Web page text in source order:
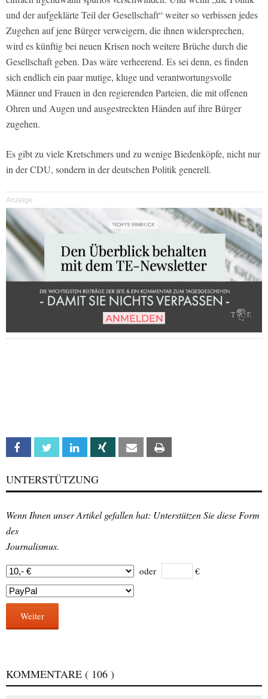
und der aufgeklärte Teil der Gesellschaft“ weiter so verbissen jedes
Zugehen auf jene Bürger verweigern, die ihnen widersprechen,
wird es künftig bei neuen Krisen noch weitere Brüche durch die
Gesellschaft geben. Das wäre verheerend. Es sei denn, es finden
sich endlich ein paar mutige, kluge und verantwortungsvolle
Männer und Frauen in den regierenden Parteien, die mit offenen
Ohren und Augen und ausgestreckten Händen auf ihre Bürger
zugehen.
Es gibt zu viele Kretschmers und zu wenige Biedenköpfe, nicht nur
in der CDU, sondern in der deutschen Politik generell.
Anzeige
Facebook Twitter Linkedin Xing Email
UNTERSTÜTZUNG
Wenn Ihnen unser Artikel gefallen hat: Unterstützen Sie diese Form
des
Journalismus.
oder €
Weiter
KOMMENTARE ( 106 )